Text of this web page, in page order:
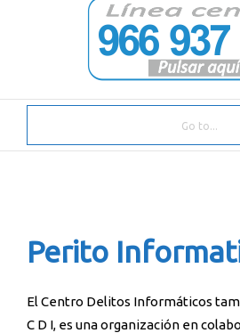
Go to...
Perito
El Centro Delitos Informáticos
C D I, es una organización en